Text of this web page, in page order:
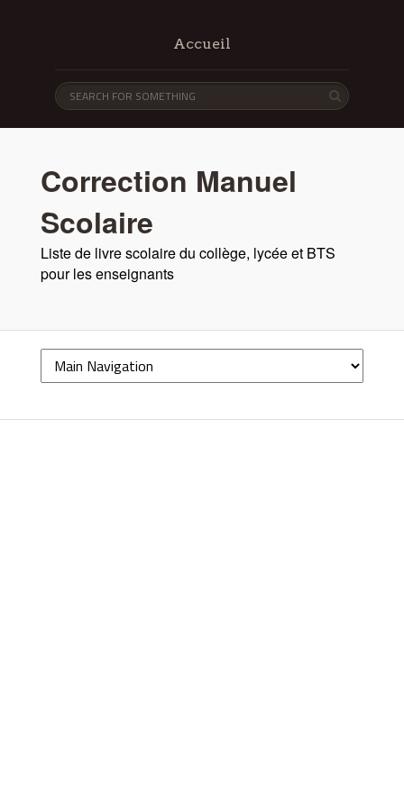
Accueil
Correction Manuel
Scolaire
Liste de livre scolaire du collège, lycée et BTS
pour les enseignants